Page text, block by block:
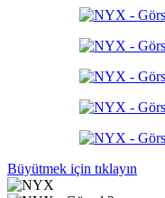
Büyütmek için tıklayın